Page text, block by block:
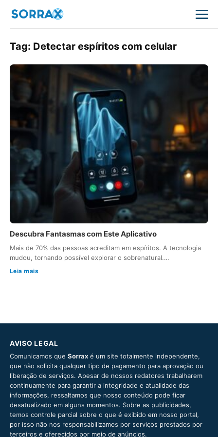
Tag: Detectar espíritos com celular
Descubra Fantasmas com Este Aplicativo
Mais de 70% das pessoas acreditam em espíritos. A tecnologia
mudou, tornando possível explorar o sobrenatural.…
Leia mais
AVISO LEGAL
Comunicamos que Sorrax é um site totalmente independente,
que não solicita qualquer tipo de pagamento para aprovação ou
liberação de serviços. Apesar de nossos redatores trabalharem
continuamente para garantir a integridade e atualidade das
informações, ressaltamos que nosso conteúdo pode ficar
desatualizado em alguns momentos. Sobre as publicidades,
temos controle parcial sobre o que é exibido em nosso portal,
por isso não nos responsabilizamos por serviços prestados por
terceiros e oferecidos por meio de anúncios.